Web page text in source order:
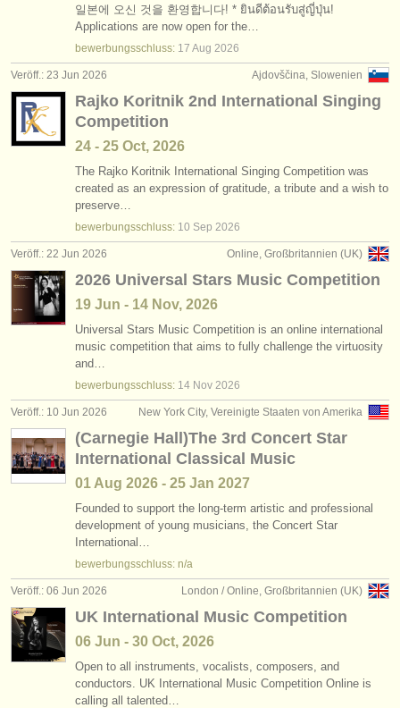
일본에 오신 것을 환영합니다! * ยินดีต้อนรับสู่ญี่ปุ่น!
Applications are now open for the…
bewerbungsschluss: 17 Aug 2026
Ajdovščina, Slowenien
Veröff.: 23 Jun 2026
Rajko Koritnik 2nd International Singing
Competition
24 - 25 Oct, 2026
The Rajko Koritnik International Singing Competition was
created as an expression of gratitude, a tribute and a wish to
preserve…
bewerbungsschluss: 10 Sep 2026
Online, Großbritannien (UK)
Veröff.: 22 Jun 2026
2026 Universal Stars Music Competition
19 Jun - 14 Nov, 2026
Universal Stars Music Competition is an online international
music competition that aims to fully challenge the virtuosity
and…
bewerbungsschluss: 14 Nov 2026
New York City, Vereinigte Staaten von Amerika
Veröff.: 10 Jun 2026
(Carnegie Hall)The 3rd Concert Star
International Classical Music
01 Aug 2026 - 25 Jan 2027
Founded to support the long-term artistic and professional
development of young musicians, the Concert Star
International…
bewerbungsschluss: n/a
London / Online, Großbritannien (UK)
Veröff.: 06 Jun 2026
UK International Music Competition
06 Jun - 30 Oct, 2026
Open to all instruments, vocalists, composers, and
conductors. UK International Music Competition Online is
calling all talented…